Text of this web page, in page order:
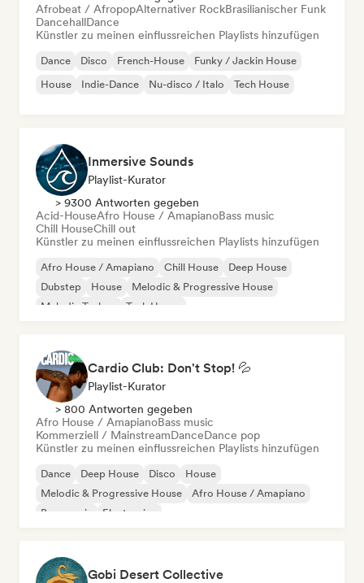
Afrobeat / AfropopAlternativer RockBrasilianischer Funk
DancehallDance
Künstler zu meinen einflussreichen Playlists hinzufügen
Dance Disco French-House
Funky / Jackin House
House
Indie-Dance Nu-disco / Italo Tech House
Inmersive Sounds
Playlist-Kurator
> 9300 Antworten gegeben
Acid-HouseAfro House / AmapianoBass music
Chill HouseChill out
Künstler zu meinen einflussreichen Playlists hinzufügen
Afro House / Amapiano Chill House
Deep House
Dubstep
House
Melodic & Progressive House
Melodic Techno
Tech House
Cardio Club: Don't Stop! 💦
Playlist-Kurator
> 800 Antworten gegeben
Afro House / AmapianoBass music
Kommerziell / MainstreamDanceDance pop
Künstler zu meinen einflussreichen Playlists hinzufügen
Dance Deep House Disco
House
Melodic & Progressive House
Afro House / Amapiano
Bass music
Electronica
Gobi Desert Collective